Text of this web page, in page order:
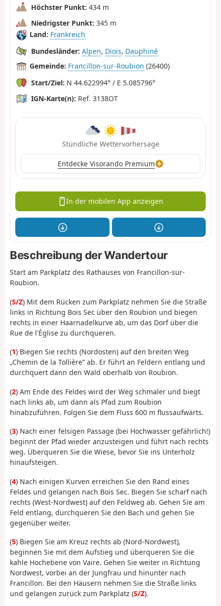
Höchster Punkt: 434 m
Niedrigster Punkt: 345 m
Land: Frankreich
Bundesländer: Alpen, Diois, Dauphiné
Gemeinde: Francillon-sur-Roubion (26400)
Start/Ziel: N 44.622994° / E 5.085796°
IGN-Karte(n): Ref. 3138OT
Stündliche Wettervorhersage
Entdecke Visorando Premium
In der mobilen App anzeigen
Beschreibung der Wandertour
Start am Parkplatz des Rathauses von Francillon-sur-
Roubion.
(S/Z) Mit dem Rücken zum Parkplatz nehmen Sie die Straße
links in Richtung Bois Sec über den Roubion und biegen
rechts in einer Haarnadelkurve ab, um das Dorf über die
Rue de l'Église zu durchqueren.
(1) Biegen Sie rechts (Nordosten) auf den breiten Weg
„Chemin de la Tollière” ab. Er führt an Feldern entlang und
durchquert dann den Wald oberhalb von Roubion.
(2) Am Ende des Feldes wird der Weg schmaler und biegt
nach links ab, um dann als Pfad zum Roubion
hinabzuführen. Folgen Sie dem Fluss 600 m flussaufwärts.
(3) Nach einer felsigen Passage (bei Hochwasser gefährlich!)
beginnt der Pfad wieder anzusteigen und führt nach rechts
weg. Überqueren Sie die Wiese, bevor Sie ins Unterholz
hinaufsteigen.
(4) Nach einigen Kurven erreichen Sie den Rand eines
Feldes und gelangen nach Bois Sec. Biegen Sie scharf nach
rechts (West-Nordwest) auf den Feldweg ab. Gehen Sie am
Feld entlang, durchqueren Sie den Bach und gehen Sie
gegenüber weiter.
(5) Biegen Sie am Kreuz rechts ab (Nord-Nordwest),
beginnen Sie mit dem Aufstieg und überqueren Sie die
kahle Hochebene von Vaire. Gehen Sie weiter in Richtung
Nordwest, vorbei an der Jungfrau und hinunter nach
Francillon. Bei den Häusern nehmen Sie die Straße links
und gelangen zurück zum Parkplatz (S/Z).